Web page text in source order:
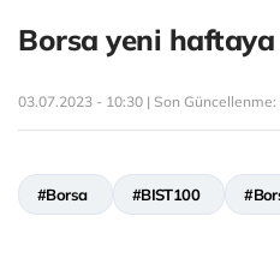
Borsa yeni
03.07.2023 - 10:30 | Son Güncellenme:
#Borsa #BIST100